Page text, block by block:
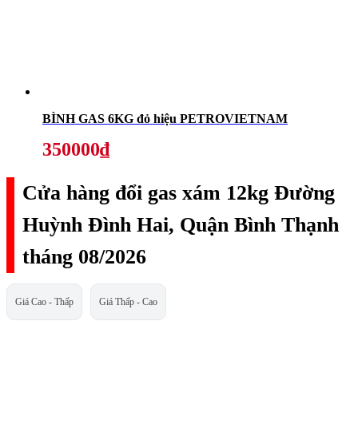
BÌNH GAS 6KG đỏ hiệu PETROVIETNAM
350000₫
Cửa hàng đổi gas xám 12kg Đường
Huỳnh Đình Hai, Quận Bình Thạnh
tháng 08/2026
Giá Cao - Thấp Giá Thấp - Cao